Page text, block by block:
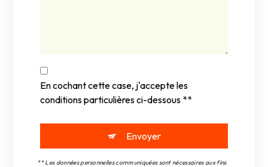
En cochant cette case, j'accepte les
conditions particulières ci-dessous **
Envoyer
** Les données personnelles communiquées sont nécessaires aux fins